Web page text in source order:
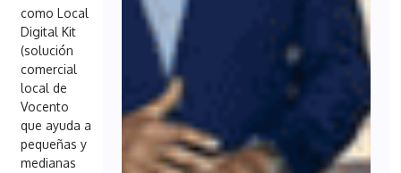
como Local
Digital Kit
(solución
comercial
local de
Vocento
que ayuda a
pequeñas y
medianas